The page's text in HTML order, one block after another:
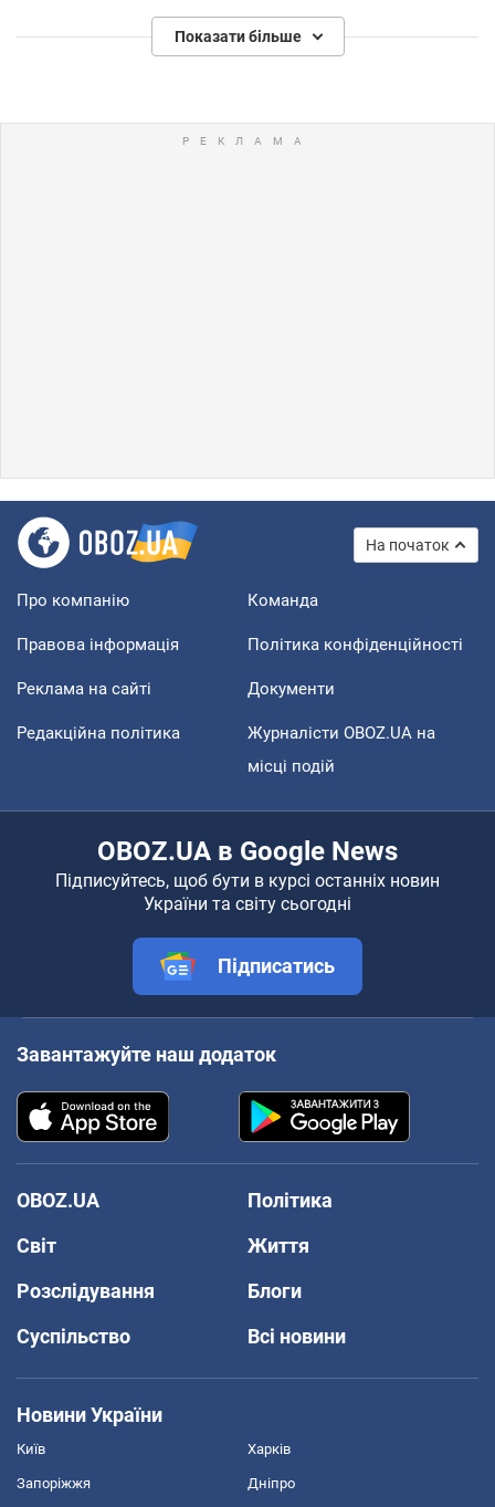
Показати більше
На початок
Про компанію Команда
Правова інформація Політика конфіденційності
Реклама на сайті Документи
Редакційна політика
Журналісти OBOZ.UA на
місці подій
OBOZ.UA в Google News
Підписуйтесь, щоб бути в курсі останніх новин
України та світу сьогодні
Підписатись
Завантажуйте наш додаток
OBOZ.UA
Політика
Світ
Життя
Розслідування
Блоги
Суспільство
Всі новини
Новини України
Київ Харків
Запоріжжя Дніпро